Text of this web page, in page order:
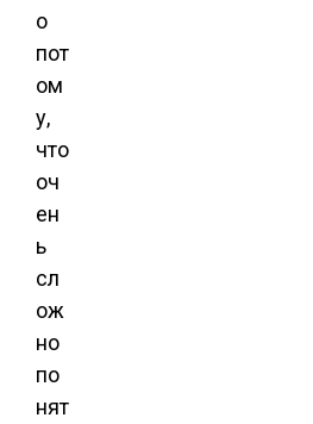
о
пот
ом
у,
что
оч
ен
ь
сл
ож
но
по
нят